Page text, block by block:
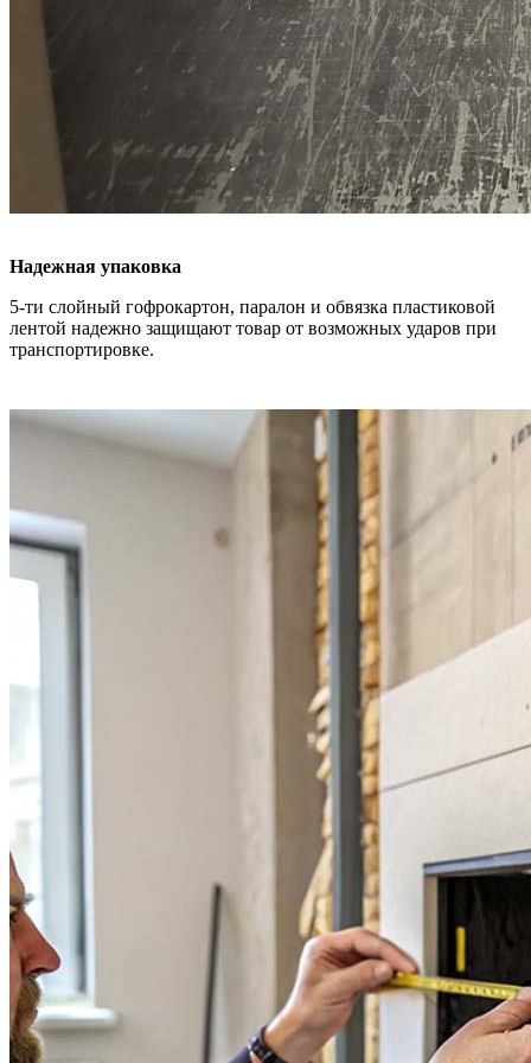
Надежная упаковка
5-ти слойный гофрокартон, паралон и обвязка пластиковой
лентой надежно защищают товар от возможных ударов при
транспортировке.